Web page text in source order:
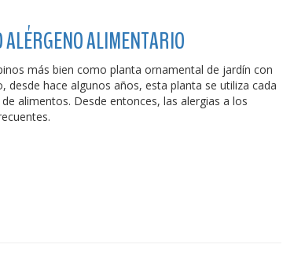
ALIMENTARIO
más bien como planta ornamental de jardín con
desde hace algunos años, esta planta se utiliza cada
alimentos. Desde entonces, las alergias a los